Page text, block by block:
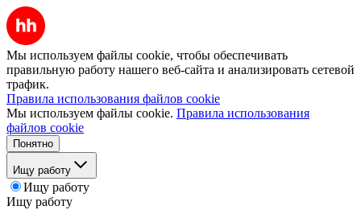
Мы используем файлы cookie, чтобы обеспечивать
правильную работу нашего веб-сайта и анализировать сетевой
трафик.
Правила использования файлов cookie
Мы используем файлы cookie. Правила использования
файлов cookie
Понятно
Ищу работу
Ищу работу
Ищу работу